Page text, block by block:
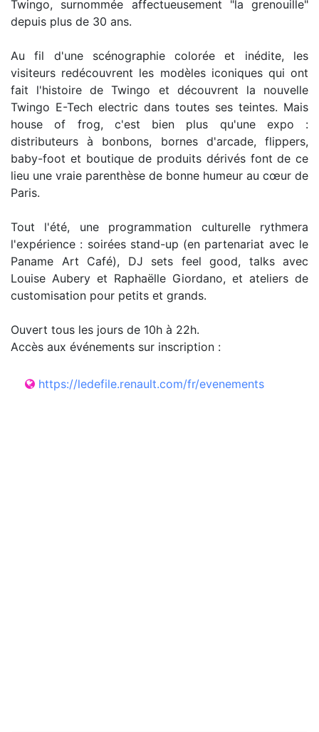
Twingo, surnommée affectueusement "la grenouille"
depuis plus de 30 ans.
Au fil d'une scénographie colorée et inédite, les
visiteurs redécouvrent les modèles iconiques qui ont
fait l'histoire de Twingo et découvrent la nouvelle
Twingo E-Tech electric dans toutes ses teintes. Mais
house of frog, c'est bien plus qu'une expo :
distributeurs à bonbons, bornes d'arcade, flippers,
baby-foot et boutique de produits dérivés font de ce
lieu une vraie parenthèse de bonne humeur au cœur de
Paris.
Tout l'été, une programmation culturelle rythmera
l'expérience : soirées stand-up (en partenariat avec le
Paname Art Café), DJ sets feel good, talks avec
Louise Aubery et Raphaëlle Giordano, et ateliers de
customisation pour petits et grands.
Ouvert tous les jours de 10h à 22h.
Accès aux événements sur inscription :
https://ledefile.renault.com/fr/evenements